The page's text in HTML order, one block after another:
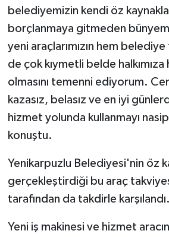
belediyemizin kendi öz
borçlanmaya gitmeden
yeni araçlarımızın hem belediye
de çok kıymetli belde halkımıza
olmasını temenni ediyorum.
kazasız, belasız ve en iyi
hizmet yolunda kullanmayı
konuştu.
Yenikarpuzlu Belediyesi'nin öz
gerçekleştirdiği bu araç
tarafından da takdirle karşılandı.
Yeni iş makinesi ve hizmet